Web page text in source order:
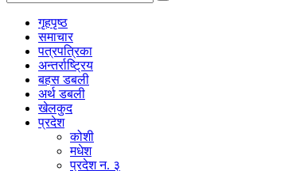
गृहपृष्‍ठ
समाचार
पत्रपत्रिका
अन्तर्राष्ट्रिय
बहस डबली
अर्थ डबली
खेलकुद
प्रदेश
कोशी
मधेश
प्रदेश न. ३